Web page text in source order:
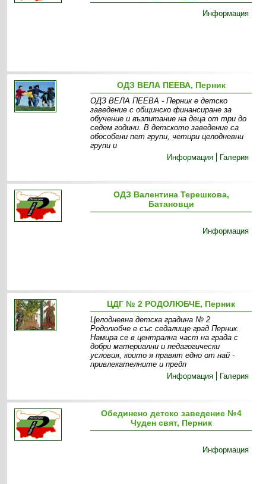
Информация
ОДЗ ВЕЛА ПЕЕВА, Перник
ОДЗ ВЕЛА ПЕЕВА - Перник е детско
заведение с общинско финансиране за
обучение и възпитание на деца от три до
седем години. В детското заведение са
обособени пет групи, четири целодневни
групи и
Информация
Галерия
ОДЗ Валентина Терешкова,
Батановци
Информация
ЦДГ № 2 РОДОЛЮБЧЕ, Перник
Целодневна детска градина № 2
Родолюбче е със седалище град Перник.
Намира се в централна част на града с
добри материални и педагогически
условия, които я правят едно от най -
привлекателните и предп
Информация
Галерия
Обединено детско заведение №4
Чуден свят, Перник
Информация